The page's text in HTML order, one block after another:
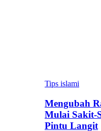
Tips islami
Mengubah
Mulai Sakit-
Pintu Langit